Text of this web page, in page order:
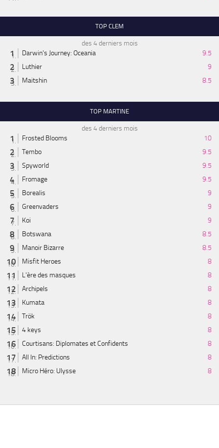
TOP CLEM
des 4 derniers mois
Darwin's Journey: Oceania
9.5
Luthier
9
Maitshin
8.5
TOP MARTINE
des 4 derniers mois
Frosted Blooms
10
Tembo
9.5
Spyworld
9.5
Fromage
9.5
Borealis
9
Greenvaders
9
Koi
9
Botswana
8.5
Manoir Bizarre
8.5
Misfit Heroes
8
L'ère des masques
8
Archipels
8
Kumata
8
Trök
8
4 keys
8
Courtisans: Diplomates et Confidents
8
All In: Predictions
8
Micro Héro: Ulysse
8